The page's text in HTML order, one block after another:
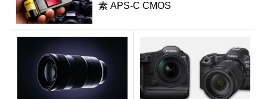
素 APS-C CMOS